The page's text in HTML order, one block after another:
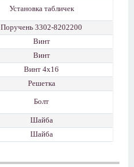
Установка табличек
Поручень 3302-8202200
Винт
Винт
Винт 4x16
Решетка
Болт
Шайба
Шайба